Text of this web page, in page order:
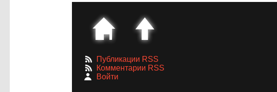
Публикации RSS
Комментарии RSS
Войти